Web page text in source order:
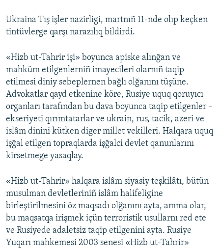
Ukraina Tış işler nazirligi, martnıñ 11-nde olıp keçken
tintüvlerge qarşı narazılıq bildirdi.
«Hizb ut-Tahrir işi» boyunca apiske alınğan ve
mahküm etilgenlerniñ imayecileri olarnıñ taqip
etilmesi diniy sebeplernen bağlı olğanını tüşüne.
Advokatlar qayd etkenine köre, Rusiye uquq qoruyıcı
organları tarafından bu dava boyunca taqip etilgenler –
ekseriyeti qırımtatarlar ve ukrain, rus, tacik, azeri ve
islâm dinini kütken diger millet vekilleri. Halqara uquq
işğal etilgen topraqlarda işğalci devlet qanunlarını
kirsetmege yasaqlay.
«Hizb ut-Tahrir» halqara islâm siyasiy teşkilâtı, bütün
musulman devletleriniñ islâm halifeligine
birleştirilmesini öz maqsadı olğanını ayta, amma olar,
bu maqsatqa irişmek içün terroristik usullarnı red ete
ve Rusiyede adaletsiz taqip etilgenini ayta. Rusiye
Yuqarı mahkemesi 2003 senesi «Hizb ut-Tahrir»